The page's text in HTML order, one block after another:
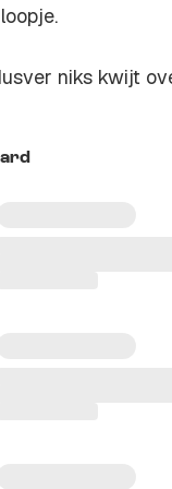
niks kwijt